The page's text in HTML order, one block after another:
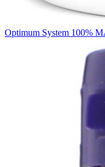
Optimum System 100%